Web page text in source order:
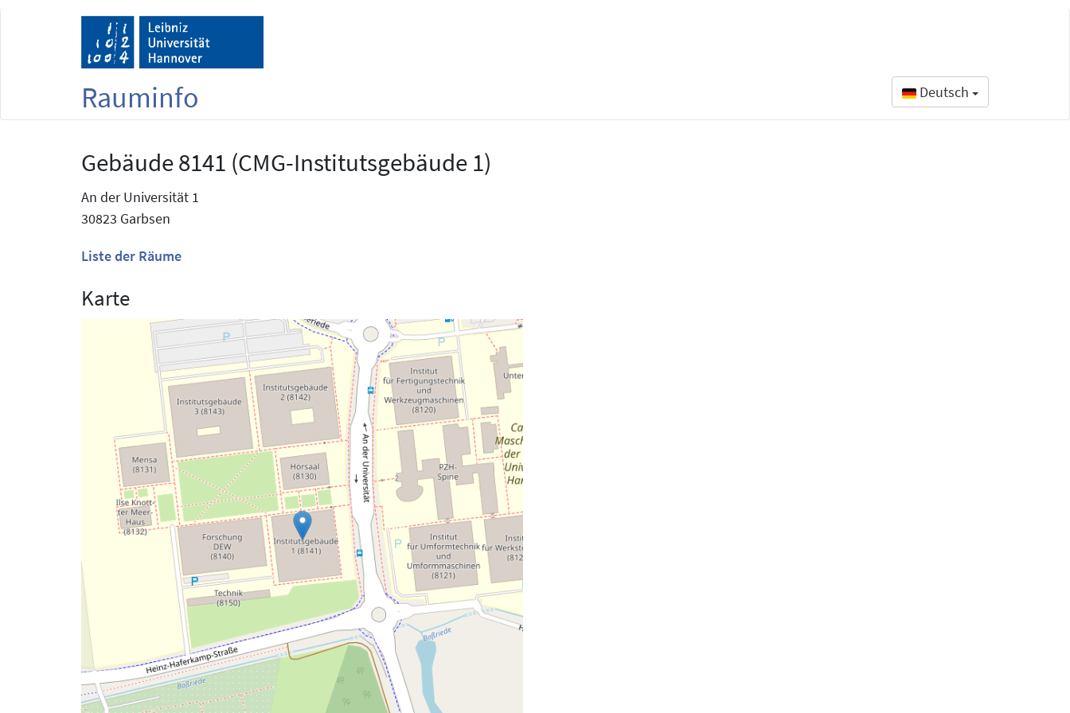
Rauminfo Deutsch
Gebäude 8141 (CMG-Institutsgebäude 1)
An der Universität 1
30823 Garbsen
Liste der Räume
Karte